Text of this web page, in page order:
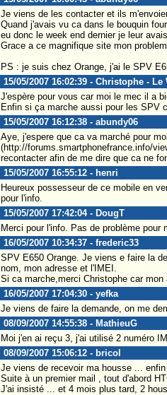
Je viens de les contacter et ils
Quand j'avais vu ca dans le bouquin
eu donc le week end dernier je leur
Grace a ce magnifique site mon
PS : je suis chez Orange, j'ai le SPV
15/05/2007 16:02:39 - Christophe - Le
J'espère pour vous car moi le mec il a
Enfin si ça marche aussi pour les SPV
15/05/2007 16:12:38 - abundy06
Aye, j'espere que ca va marché pour
(http://forums.smartphonefrance.info/
recontacter afin de me dire que ca ne
15/05/2007 16:55:12 - henri
Heureux possesseur de ce mobile en
pour l'info.
15/05/2007 17:42:04 - DougT
Merci pour l'info. Pas de problème pour
16/05/2007 10:34:37 - frederic33
SPV E650 Orange. Je viens e faire la
nom, mon adresse et l'IMEI.
Si ca marche,merci Christophe car
16/05/2007 17:04:30 - yefka
Je viens de faire la demande, on me
08/09/2007 14:55:38 - MathieuG
Moi j'en ai reçu 3, j'ai utilisé 2 numéro
08/09/2007 15:06:12 - bricol
Je viens de recevoir ma housse ...
Suite à un premier mail , tout d'abord
J'ai insisté ... et 4 mois plus tard, 2